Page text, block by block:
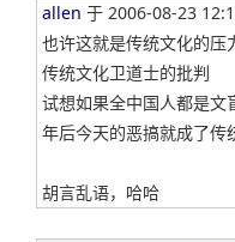
allen 于 2006-08-23
也许这就是传统文化的压
传统文化卫道士的批判
试想如果全中国人都是文
年后今天的恶搞就成了传
胡言乱语，哈哈